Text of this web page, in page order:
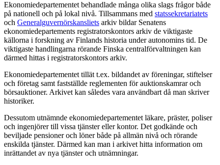
Ekonomiedepartementet behandlade många olika slags frågor både
på nationell och på lokal nivå. Tillsammans med statssekretariatets
och Generalguvernörskansliets arkiv bildar Senatens
ekonomiedepartements registratorskontors arkiv de viktigaste
källorna i forskning av Finlands historia under autonomins tid. De
viktigaste handlingarna rörande Finska centralförvaltningen kan
därmed hittas i registratorskontors arkiv.
Ekonomiedepartementet tillät t.ex. bildandet av föreningar, stiftelser
och företag samt fastställde reglementen för auktionskamrar och
börsauktioner. Arkivet kan således vara användbart då man skriver
historiker.
Dessutom utnämnde ekonomiedepartementet läkare, präster, poliser
och ingenjörer till vissa tjänster eller kontor. Det godkände och
beviljade pensioner och löner både på allmän nivå och rörande
enskilda tjänster. Därmed kan man i arkivet hitta information om
inrättandet av nya tjänster och utnämningar.